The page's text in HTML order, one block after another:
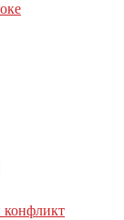
конфликт